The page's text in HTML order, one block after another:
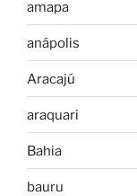
amapa
anápolis
Aracajú
araquari
Bahia
bauru